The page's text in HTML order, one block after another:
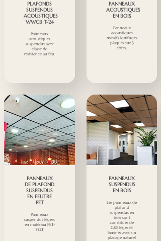
PLAFONDS
SUSPENDUS
ACOUSTIQUES
WWCB T-24
Panneaux
acoustiques
suspendus avec
classe de
résistance au feu.
PANNEAUX
ACOUSTIQUES
EN BOIS
Panneaux
acoustiques
massifs ignifuges
plaqués sur 3
côtés.
PANNEAUX
DE PLAFOND
SUSPENDUS
EN FEUTRE
PET
Panneaux
suspendus légers
en matériau PET-
FELT
PANNEAUX
SUSPENDUS
EN BOIS
Les panneaux de
plafond
suspendus en
bois sont
constitués de
GKB léger et
laminés avec un
placage naturel